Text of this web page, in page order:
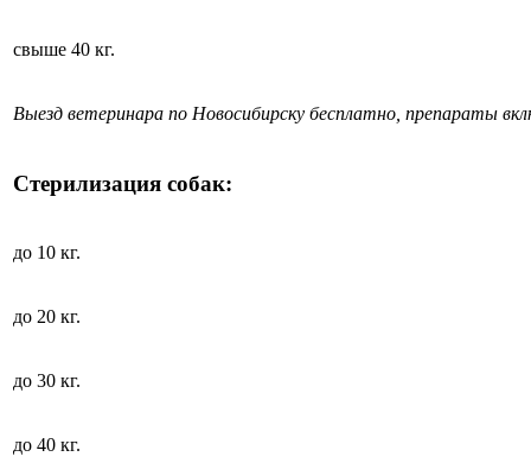
свыше 40 кг.
Выезд ветеринара по Новосибирску бесплатно, препараты
Стерилизация собак:
до 10 кг.
до 20 кг.
до 30 кг.
до 40 кг.